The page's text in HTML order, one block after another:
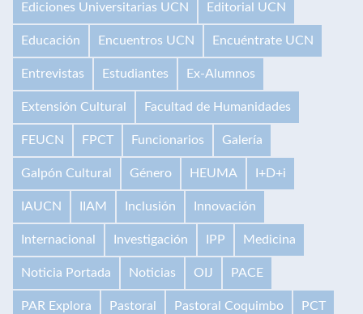
Ediciones Universitarias UCN Editorial UCN
Educación Encuentros UCN Encuéntrate UCN
Entrevistas Estudiantes Ex-Alumnos
Extensión Cultural Facultad de Humanidades
FEUCN FPCT Funcionarios Galería
Galpón Cultural Género HEUMA I+D+i
IAUCN IIAM Inclusión Innovación
Internacional Investigación IPP Medicina
Noticia Portada Noticias OIJ PACE
PAR Explora Pastoral Pastoral Coquimbo PCT